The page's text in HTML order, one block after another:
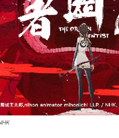
Anime,
Manga
und